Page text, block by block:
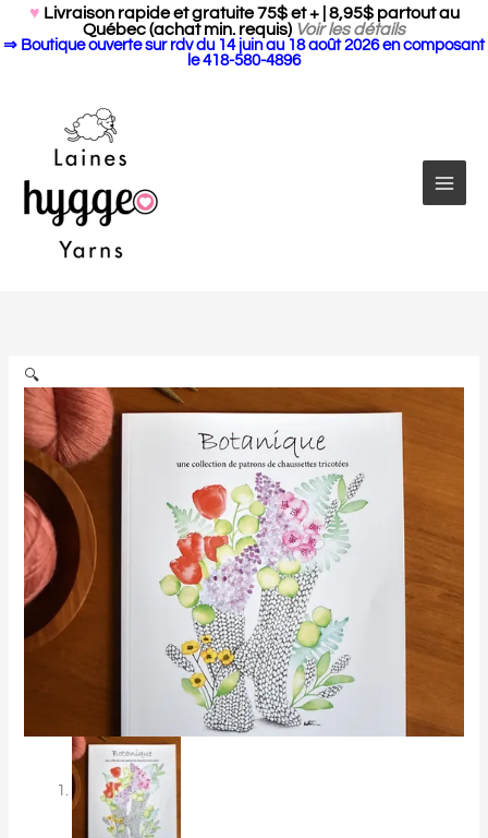
Search
for:
♥ Livraison rapide et gratuite 75$ et + | 8,95$ partout au
Québec (achat min. requis) Voir les détails
⇒ Boutique ouverte sur rdv du 14 juin au 18 août 2026 en composant
le 418-580-4896
🔍
par
Marie-
Christine
Lévesque